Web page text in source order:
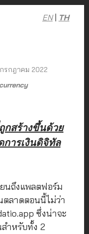
EN TH
รกฎาคม 2022
กสร้างขึ้นด้วย
ารเงินดิจิทัล
นถึงแพลตฟอร์ม
ตลาดตอนนี้ไม่ว่า
ซึ่งน่าจะ
ำหรับทั้ง 2